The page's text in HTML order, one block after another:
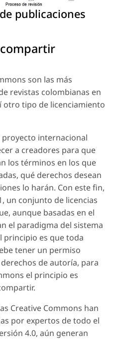
publicaciones
son las más
revistas colombianas en
otro tipo de licenciamiento
proyecto internacional
a creadores para que
los términos en los que
qué derechos desean
lo harán. Con este fin,
un conjunto de licencias
aunque basadas en el
el paradigma del sistema
principio es que toda
tener un permiso
de autoría, para
el principio es
Creative Commons han
por expertos de todo el
4.0, aún generan